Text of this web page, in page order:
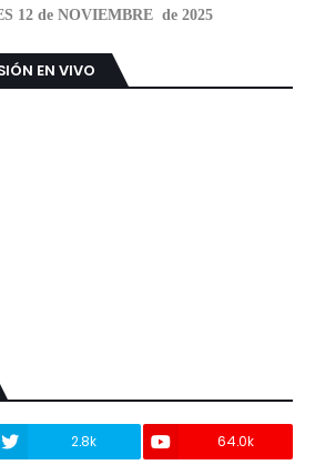
12 de NOVIEMBRE de 2025
EN VIVO
2.8k
64.0k